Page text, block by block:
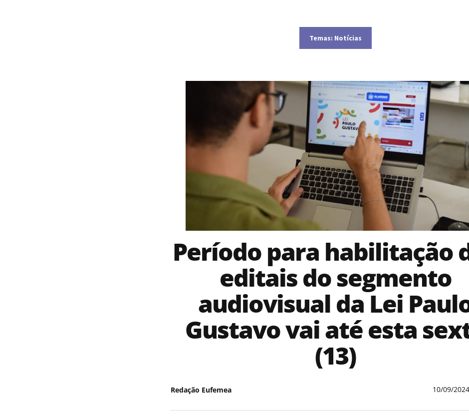
Temas: Notícias
Período para habilitação
editais do segmento
audiovisual da Lei
Gustavo vai até esta
(13)
Redação Eufemea 10/09/2024